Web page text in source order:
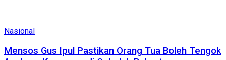
Nasional
Mensos Gus Ipul Pastikan Orang Tua Boleh Tengok